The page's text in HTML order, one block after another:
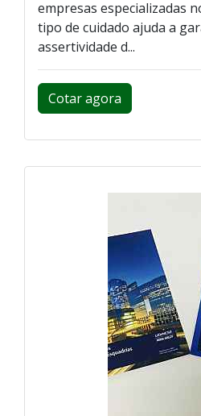
empresas especializadas
tipo de cuidado ajuda a
assertividade d...
Cotar agora